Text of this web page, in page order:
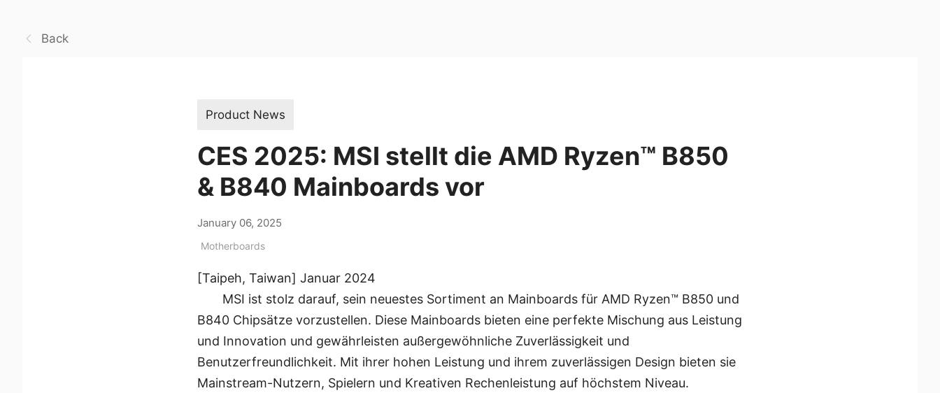
Back
Product News
CES 2025: MSI stellt die AMD Ryzen™ B850
& B840 Mainboards vor
January 06, 2025
Motherboards
[Taipeh, Taiwan] Januar 2024
MSI ist stolz darauf, sein neuestes Sortiment an Mainboards für AMD Ryzen™ B850 und
B840 Chipsätze vorzustellen. Diese Mainboards bieten eine perfekte Mischung aus Leistung
und Innovation und gewährleisten außergewöhnliche Zuverlässigkeit und
Benutzerfreundlichkeit. Mit ihrer hohen Leistung und ihrem zuverlässigen Design bieten sie
Mainstream-Nutzern, Spielern und Kreativen Rechenleistung auf höchstem Niveau.